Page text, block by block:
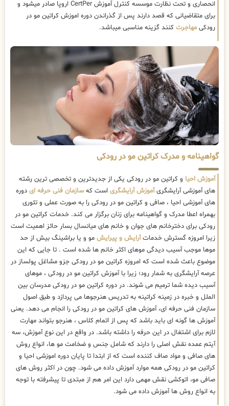
انحصاری و تحت نظارت موسسه کنترل آموزش CertPer اروپا صادر میشود و
برای متقاضیانی که قصد دارند پس از گذراندن دوره اموزش کراتین مو در
رودکی مهاجرت کنند گزینه مناسبی میباشد.
گواهینامه و مدرک کراتین مو در رودکی
آموزش احیا و کراتین مو در رودکی یکی از جدیدترین و تخصصی ترین رشته
های آموزشی آرایشگریآموزش آرایشگری است کهسازمان فنی حرفه ای دوره
های آموزشی احیا ، صافی و کراتین مو در رودکی را به صورت عملی و تئوری
بهمراه اعطا مدرک و گواهینامه برای زنان برگزار می کند. خدمات کراتین مو در
رودکی برای دخترخانم های جوان و خانم های میانسال بسار حائز اهمیت است
زیرا امروزه گسترش خدماتآرایش و پیرایش مو و یا براشینگ بیش از حد
موها موجب آسیب دیدگی موهای اکثر خانم ها شده است . تا جایی که این
موضوع باعث شده است که امروزه کراتین مو در رودکی جزو مشاغل پولساز در
عرصه آرایشگری به شمار رود؛ زیرا با آموزش کراتین مو در رودکی ، موهای
آسیب دیده شما ترمیم می شوند. در دوره کراتین مو در رودکی مدرسان بین
الملل و خبره در زمینه کراتینه به تدریس هنرجوها می پردازد و طبق اصول
سازمان فنی حرفه ای، آموزش های کراتین مو در رودکی را انجام می دهد. یعنی
آموزش ها گونه ای باید باشد که پس از اتمام کلاس ، هنرجو بتواند مهارت
لازم برای اشتغال در این حرفه را داشته باشد. در واقع در این نوع آموزش، سه
آیتم عمده نقش اصلی را دارند که شامل جنس و ضخامت مو ها، انواع روش
های صافی و مواد صاف کننده است که از ابتدا تا پایان دوره اموزشی احیا و
کراتین مو در رودکی همه موارد آموزش داده می شود. چون در اکثر روش های
صافی مو، اتوکشی نقش مهمی دارد این امر هم از مبتدی تا پیشرفته با توجه
به انواع روش ها آموزش داده می شود.